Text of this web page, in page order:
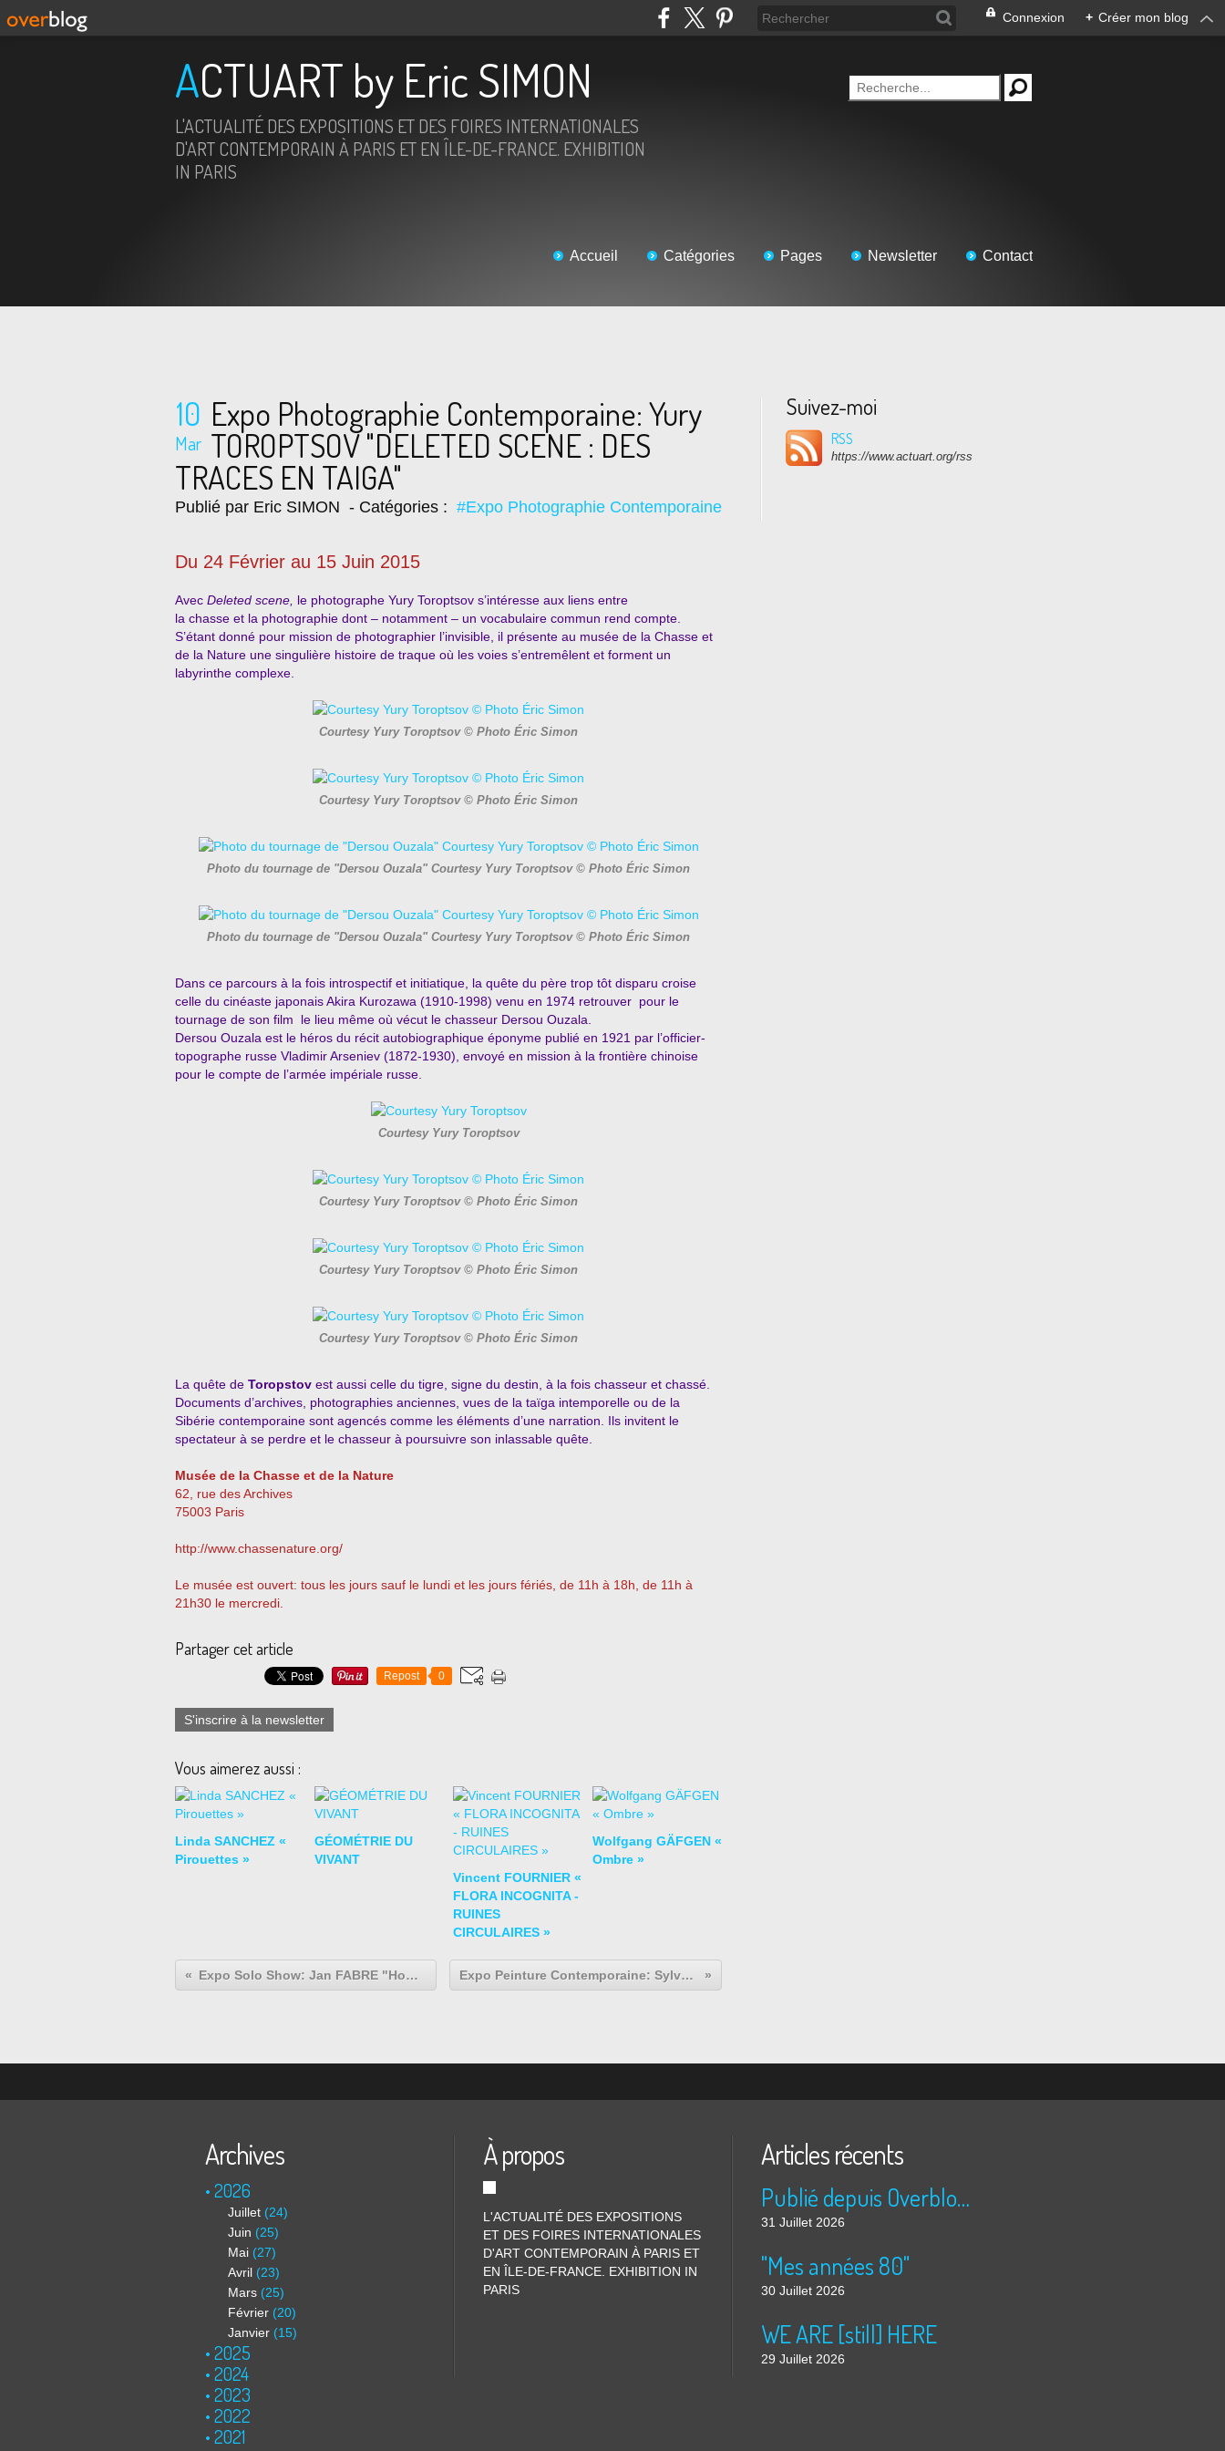
Connexion + Créer mon blog
ACTUART by Eric SIMON
L'ACTUALITÉ DES EXPOSITIONS ET DES FOIRES INTERNATIONALES
D'ART CONTEMPORAIN À PARIS ET EN ÎLE-DE-FRANCE. EXHIBITION
IN PARIS
Accueil Catégories Pages Newsletter Contact
10
Mar
Expo Photographie Contemporaine: Yury
TOROPTSOV "DELETED SCENE : DES
TRACES EN TAIGA"
Publié par Eric SIMON - Catégories : #Expo Photographie Contemporaine
Du 24 Février au 15 Juin 2015
Avec Deleted scene, le photographe Yury Toroptsov s’intéresse aux liens entre
la chasse et la photographie dont – notamment – un vocabulaire commun rend compte.
S’étant donné pour mission de photographier l’invisible, il présente au musée de la Chasse et
de la Nature une singulière histoire de traque où les voies s’entremêlent et forment un
labyrinthe complexe.
Courtesy Yury Toroptsov © Photo Éric Simon
Courtesy Yury Toroptsov © Photo Éric Simon
Photo du tournage de "Dersou Ouzala" Courtesy Yury Toroptsov © Photo Éric Simon
Photo du tournage de "Dersou Ouzala" Courtesy Yury Toroptsov © Photo Éric Simon
Dans ce parcours à la fois introspectif et initiatique, la quête du père trop tôt disparu croise
celle du cinéaste japonais Akira Kurozawa (1910-1998) venu en 1974 retrouver pour le
tournage de son film le lieu même où vécut le chasseur Dersou Ouzala.
Dersou Ouzala est le héros du récit autobiographique éponyme publié en 1921 par l’officier-
topographe russe Vladimir Arseniev (1872-1930), envoyé en mission à la frontière chinoise
pour le compte de l’armée impériale russe.
Courtesy Yury Toroptsov
Courtesy Yury Toroptsov © Photo Éric Simon
Courtesy Yury Toroptsov © Photo Éric Simon
Courtesy Yury Toroptsov © Photo Éric Simon
La quête de Toropstov est aussi celle du tigre, signe du destin, à la fois chasseur et chassé.
Documents d’archives, photographies anciennes, vues de la taïga intemporelle ou de la
Sibérie contemporaine sont agencés comme les éléments d’une narration. Ils invitent le
spectateur à se perdre et le chasseur à poursuivre son inlassable quête.
Musée de la Chasse et de la Nature
62, rue des Archives
75003 Paris
http://www.chassenature.org/
Le musée est ouvert: tous les jours sauf le lundi et les jours fériés, de 11h à 18h, de 11h à
21h30 le mercredi.
Partager cet article
Repost 0
S'inscrire à la newsletter
Vous aimerez aussi :
Linda SANCHEZ «
Pirouettes »
GÉOMÉTRIE DU
VIVANT
Vincent FOURNIER «
FLORA INCOGNITA -
RUINES
CIRCULAIRES »
Wolfgang GÄFGEN «
Ombre »
Expo Solo Show: Jan FABRE "Hommage à Jérôme Bosh au Congo / Hommage au Congo belge" Expo Peinture Contemporaine: Sylvain CIAVALDINI "Tentatives, métaphores et autres disgressions"
Suivez-moi
RSS
https://www.actuart.org/rss
Archives
2026
Juillet (24)
Juin (25)
Mai (27)
Avril (23)
Mars (25)
Février (20)
Janvier (15)
2025
2024
2023
2022
2021
À propos
L'ACTUALITÉ DES EXPOSITIONS
ET DES FOIRES INTERNATIONALES
D'ART CONTEMPORAIN À PARIS ET
EN ÎLE-DE-FRANCE. EXHIBITION IN
PARIS
Articles récents
Publié depuis Overblog et Facebook
31 Juillet 2026
"Mes années 80"
30 Juillet 2026
WE ARE [still] HERE
29 Juillet 2026